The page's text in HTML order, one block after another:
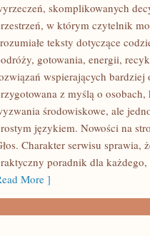
skomplikowanych
w którym czytelnik
teksty dotyczące
gotowania, energii,
wspierających bardziej
z myślą o osobach,
środowiskowe, ale
językiem. Nowości na
Charakter serwisu sprawia,
poradnik dla
More ]